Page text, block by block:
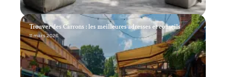
Trouver des Carrons : les meilleures adresses et conseils
11 mars 2026